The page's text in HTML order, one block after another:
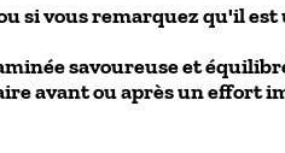
si vous remarquez qu'il
savoureuse et
avant ou après un effort